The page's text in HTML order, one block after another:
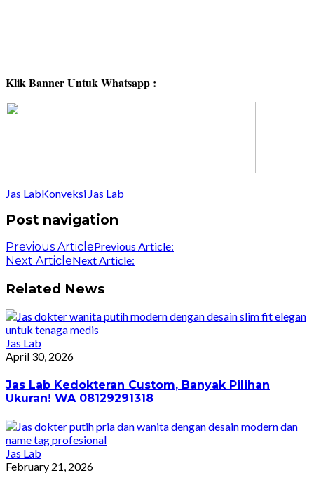
Klik Banner Untuk Whatsapp :
Jas LabKonveksi Jas Lab
Post navigation
Previous ArticlePrevious Article:
Next ArticleNext Article:
Related News
Jas Lab
April 30, 2026
Jas Lab Kedokteran Custom, Banyak Pilihan
Ukuran! WA 08129291318
Jas Lab
February 21, 2026